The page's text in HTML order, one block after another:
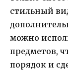
стильный
можно
предметов,
порядок и